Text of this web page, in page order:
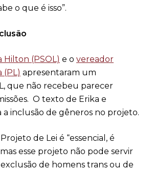
o que é isso”.
Hilton (PSOL) e o vereador
(PL) apresentaram um
que não recebeu parecer
O texto de Erika e
a inclusão de gêneros no projeto.
de Lei é “essencial, é
esse projeto não pode servir
de homens trans ou de